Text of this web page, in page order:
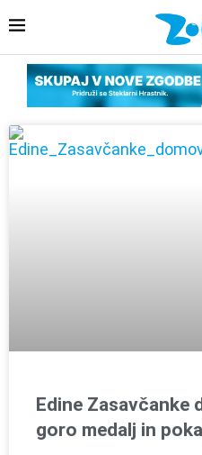
Edine Zasavčanke
goro medalj in